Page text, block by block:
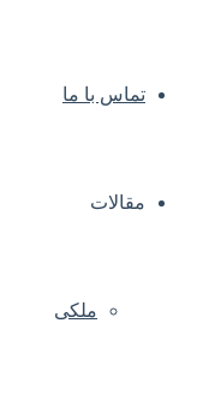
تماس با ما
مقالات
ملکی